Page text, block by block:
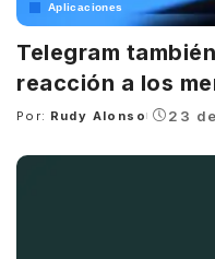
Aplicaciones
Telegram
reacción a los
Posted
Por: Rudy Alonso 23